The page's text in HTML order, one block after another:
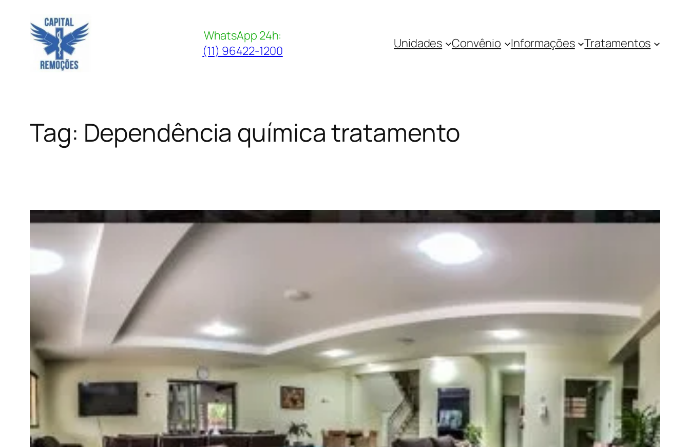
conteúdo
WhatsApp 24h:
(11) 96422-1200
Unidades Convênio Informações Tratamentos
Tag: Dependência química tratamento